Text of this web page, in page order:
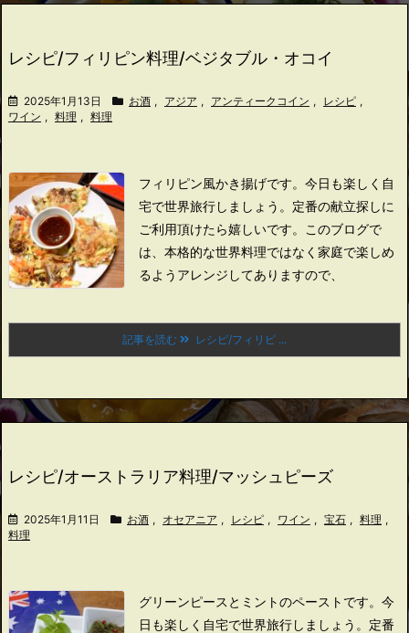
レシピ/フィリピン料理/ベジタブル・オコイ
2025年1月13日 お酒 , アジア , アンティークコイン , レシピ ,
ワイン , 料理 , 料理
フィリピン風かき揚げです。 今日も楽しく自
宅で世界旅行しましょう。 定番の献立探しに
ご利用頂けたら嬉しいです。
このブログで
は、本格的な世界料理ではなく家庭で楽しめ
るようアレンジしてありますので、
記事を読む レシピ/フィリピ ...
レシピ/オーストラリア料理/マッシュピーズ
2025年1月11日 お酒 , オセアニア , レシピ , ワイン , 宝石 , 料理 ,
料理
グリーンピースとミントのペーストです。 今
日も楽しく自宅で世界旅行しましょう。 定番